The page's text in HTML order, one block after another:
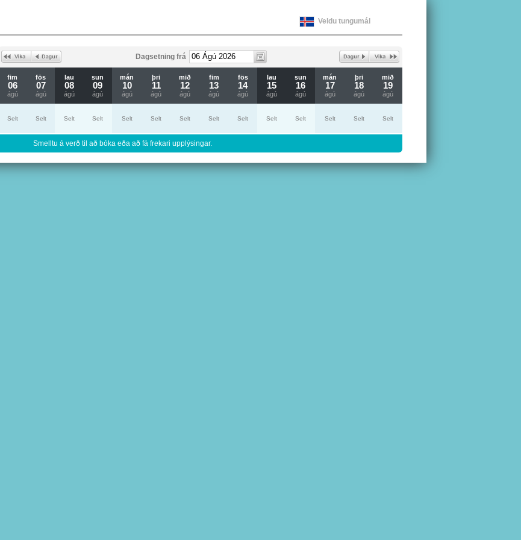
Veldu tungumál
Dagsetning frá
fim
06
ágú
fös
07
ágú
lau
08
ágú
sun
09
ágú
mán
10
ágú
þri
11
ágú
mið
12
ágú
fim
13
ágú
fös
14
ágú
lau
15
ágú
sun
16
ágú
mán
17
ágú
þri
18
ágú
mið
19
ágú
Selt Selt Selt Selt Selt Selt Selt Selt Selt Selt Selt Selt Selt Selt
Smelltu á verð til að bóka eða að fá frekari upplýsingar.